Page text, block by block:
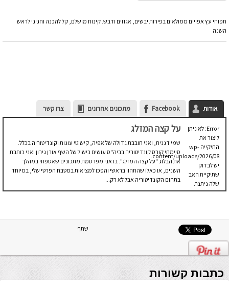
תפוחי עץ אפויים ממולאים בפירות יבשים, אגוזים ודבש. קינוח מושלם, קל להכנה וחגיגי לראש
השנה
אודות Facebook מתכונים אחרונים צרו קשר
Error: לא ניתן
ליצור את
התיקייה wp-
content/uploads/2026/08.
יש לבדוק
שתיקיית האב
שלה ניתנת
לכתיבה.
על קצה המזלג
שמי דגנית, ואני חובבת גדולה של אפיה, קישוטי עוגות וקונדיטוריה בכלל.
סיימתי קורס קונדיטוריה בביה"ס עושים בישול של השף אורן גירון ואני כותבת
את הבלוג "על קצה המזלג". בו אני מפרסמת מתכונים שאספתי במהלך
השנים, או כאלו שהתהוו בראשי והפכו למציאות במטבח הפרטי שלי, במיוחד
בתחום הקונדיטוריה אבל לא רק...
שתף
כתבות קשורות